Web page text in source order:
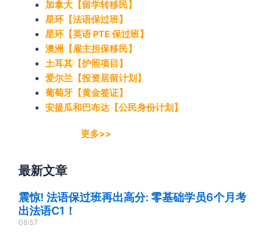
加拿大【留学转移民】
星环【法语保过班】
星环【英语 PTE 保过班】
澳洲【雇主担保移民】
土耳其【护照项目】
爱尔兰【投资居留计划】
葡萄牙【黄金签证】
安提瓜和巴布达【公民身份计划】
更多>>
最新文章
震惊! 法语保过班再出高分: 零基础学员6个月考
出法语C1！
08:57